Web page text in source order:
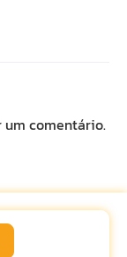
um comentário.